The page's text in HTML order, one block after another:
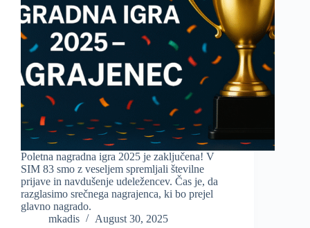
Poletna nagradna igra 2025 je zaključena! V
SIM 83 smo z veseljem spremljali številne
prijave in navdušenje udeležencev. Čas je, da
razglasimo srečnega nagrajenca, ki bo prejel
glavno nagrado.
mkadis
August 30, 2025